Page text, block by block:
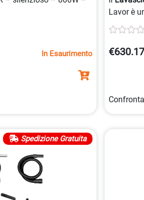
In Esaurimento
Lavor è
spazzola
Spedizione Gratuita